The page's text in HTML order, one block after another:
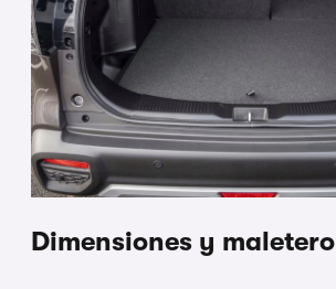
Dimensiones y maletero